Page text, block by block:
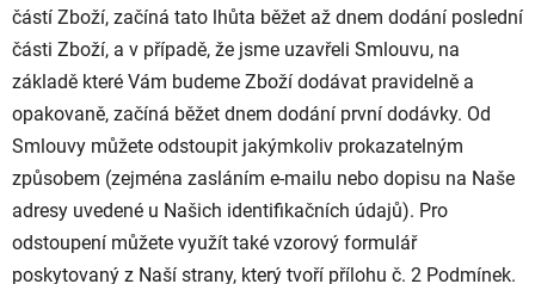
částí Zboží, začíná tato lhůta běžet až dnem dodání poslední
části Zboží, a v případě, že jsme uzavřeli Smlouvu, na
základě které Vám budeme Zboží dodávat pravidelně a
opakovaně, začíná běžet dnem dodání první dodávky. Od
Smlouvy můžete odstoupit jakýmkoliv prokazatelným
způsobem (zejména zasláním e-mailu nebo dopisu na Naše
adresy uvedené u Našich identifikačních údajů). Pro
odstoupení můžete využít také vzorový formulář
poskytovaný z Naší strany, který tvoří přílohu č. 2 Podmínek.